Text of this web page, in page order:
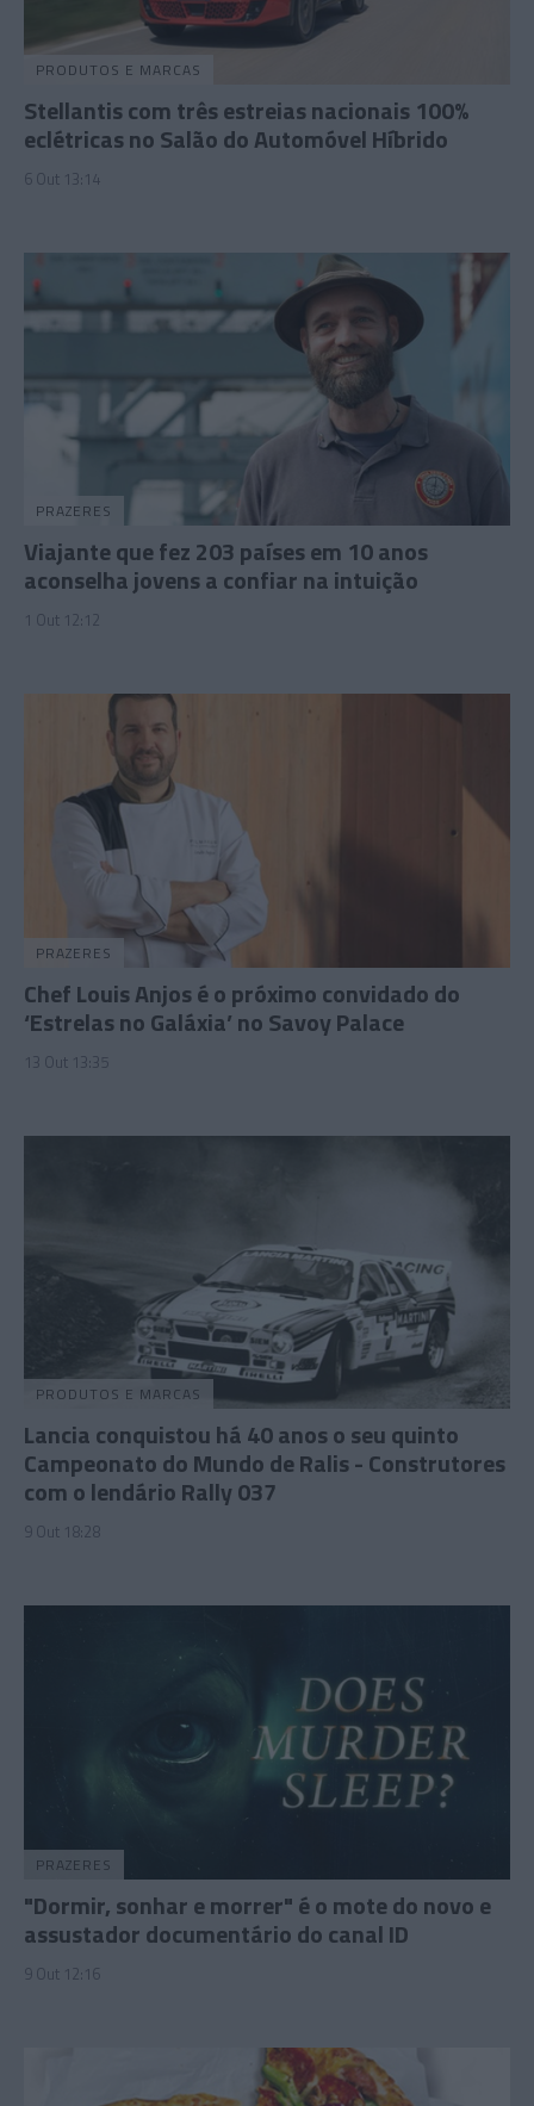
PRODUTOS E MARCAS
Stellantis com três estreias nacionais 100%
eclétricas no Salão do Automóvel Híbrido
6 Out 13:14
PRAZERES
Viajante que fez 203 países em 10 anos
aconselha jovens a confiar na intuição
1 Out 12:12
PRAZERES
Chef Louis Anjos é o próximo convidado do
‘Estrelas no Galáxia’ no Savoy Palace
13 Out 13:35
PRODUTOS E MARCAS
Lancia conquistou há 40 anos o seu quinto
Campeonato do Mundo de Ralis - Construtores
com o lendário Rally 037
9 Out 18:28
PRAZERES
"Dormir, sonhar e morrer" é o mote do novo e
assustador documentário do canal ID
9 Out 12:16